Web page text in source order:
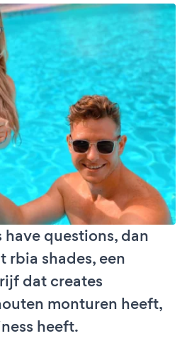
questions, dan
rbia shades, een
dat creates
monturen heeft,
heeft.